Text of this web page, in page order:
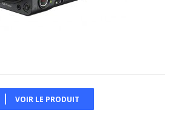
VOIR LE PRODUIT